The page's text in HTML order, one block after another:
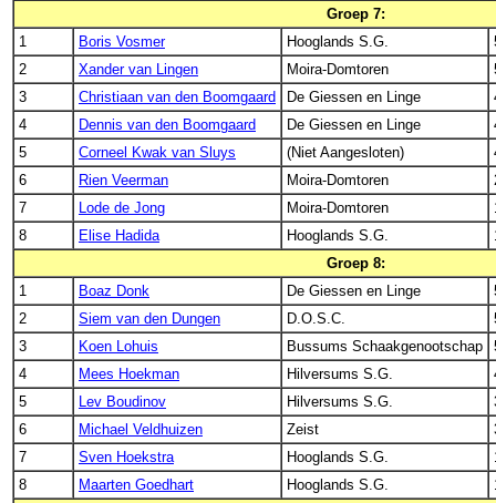
Groep 7:
1
Boris Vosmer Hooglands S.G.
2
Xander van Lingen Moira-Domtoren
3
Christiaan van den Boomgaard De Giessen en Linge
4
Dennis van den Boomgaard De Giessen en Linge
5
Corneel Kwak van Sluys (Niet Aangesloten)
6
Rien Veerman Moira-Domtoren
7
Lode de Jong Moira-Domtoren
8
Elise Hadida Hooglands S.G.
Groep 8:
1
Boaz Donk De Giessen en Linge
2
Siem van den Dungen D.O.S.C.
3
Koen Lohuis Bussums Schaakgenootschap
4
Mees Hoekman Hilversums S.G.
5
Lev Boudinov Hilversums S.G.
6
Michael Veldhuizen Zeist
7
Sven Hoekstra Hooglands S.G.
8
Maarten Goedhart Hooglands S.G.